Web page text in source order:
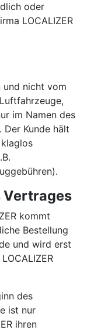
oder
LOCALIZER
und nicht vom
im Namen des
Der Kunde hält
Vertrages
kommt
Bestellung
und wird erst
des
ist nur
ihren